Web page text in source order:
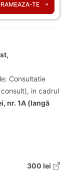
TE
Consultatie
in cadrul
nr. 1A (langă
300 lei